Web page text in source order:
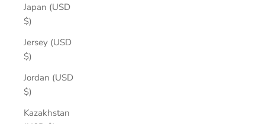
Japan (USD
$)
Jersey (USD
$)
Jordan (USD
$)
Kazakhstan